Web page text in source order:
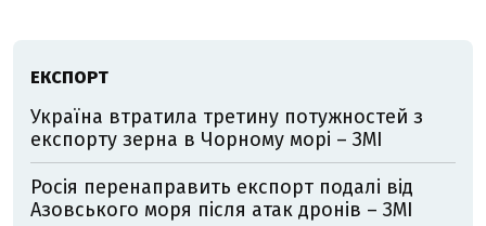
ЕКСПОРТ
Україна втратила третину потужностей з
експорту зерна в Чорному морі – ЗМІ
Росія перенаправить експорт подалі від
Азовського моря після атак дронів – ЗМІ